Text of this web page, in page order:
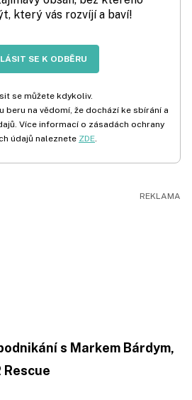
který vás rozvíjí a baví!
SE K ODBĚRU
se můžete kdykoliv.
beru na vědomí, že dochází ke sbírání a
Více informací o zásadách ochrany
údajů naleznete ZDE.
s Markem Bárdym,